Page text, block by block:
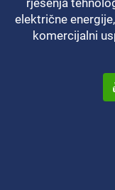
rješenja
električne
komercijalni